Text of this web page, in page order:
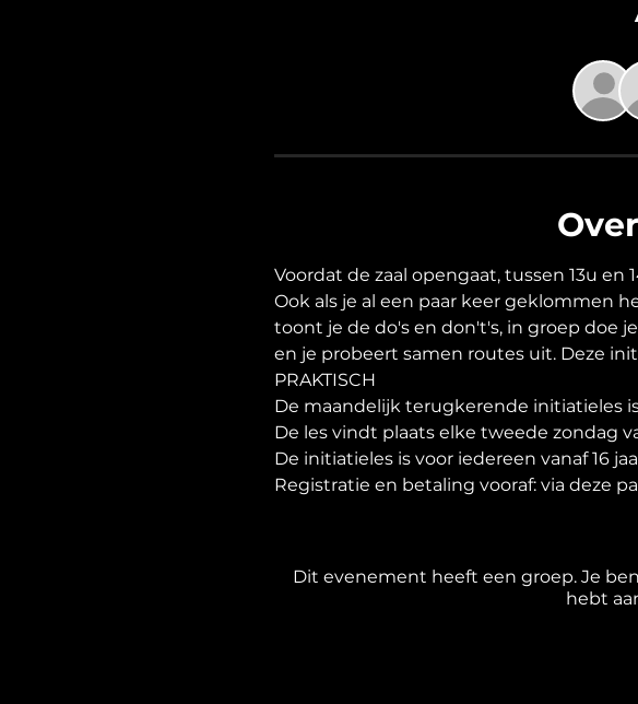
Voordat de zaal opengaat, tussen 13u
Ook als je al een paar keer geklommen
toont je de do's en don't's, in groep doe
en je probeert samen routes uit. Deze
PRAKTISCH
De maandelijk terugkerende initiatieles
De les vindt plaats elke tweede zondag
De initiatieles is voor iedereen vanaf 16
Registratie en betaling vooraf: via deze
Dit evenement heeft een groep. Je
hebt